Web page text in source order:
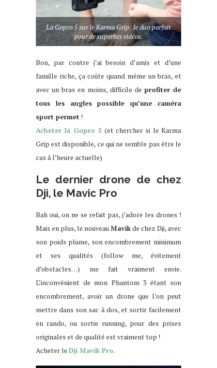
La Gopro 5 sur le Karma Grip: le duo parfait
pour de superbes vidéos.
Bon, par contre j’ai besoin d’amis et d’une
famille riche, ça coûte quand même un bras, et
avec un bras en moins, difficile de profiter de
tous les angles possible qu’une caméra
sport permet !
Acheter la Gopro 5 (et chercher si le Karma
Grip est disponible, ce qui ne semble pas être le
cas à l’heure actuelle)
Le dernier drone de chez
Dji, le Mavic Pro
Bah oui, on ne se refait pas, j’adore les drones !
Mais en plus, le nouveauMavikde chez Dji, avec
son poids plume, son encombrement minimum
et ses qualités (follow me, évitement
d’obstacles…) me fait vraiment envie.
L’inconvénient de mon Phantom 3 étant son
encombrement, avoir un drone que l’on peut
mettre dans son sac à dos, et sortir facilement
en rando, ou sortie running, pour des prises
originales et de qualité est vraiment top !
Acheter le Dji Mavik Pro.